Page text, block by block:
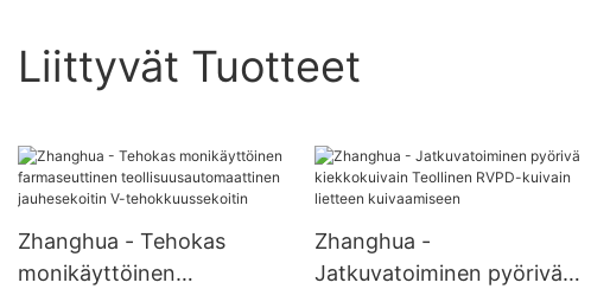
Liittyvät Tuotteet
Zhanghua - Tehokas
monikäyttöinen
Zhanghua -
Jatkuvatoiminen pyörivä